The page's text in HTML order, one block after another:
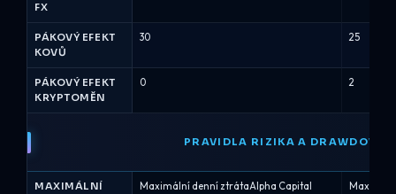
FX
PÁKOVÝ EFEKT
KOVŮ
30 25
PÁKOVÝ EFEKT
KRYPTOMĚN
0 2
PRAVIDLA RIZIKA A
MAXIMÁLNÍ
Maximální denní ztrátaAlpha Capital